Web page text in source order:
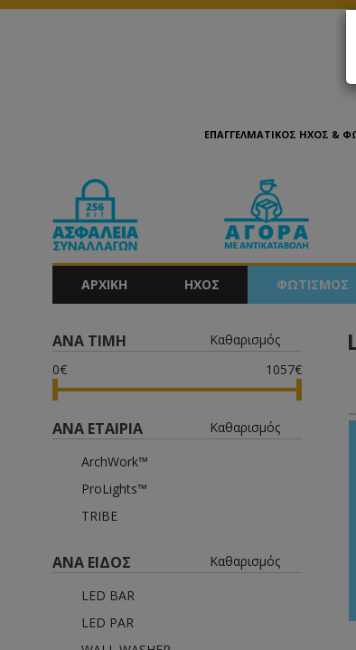
ΕΠΑΓΓΕΛΜΑΤΙΚΟΣ ΗΧΟΣ &
ΑΡΧΙΚΗ ΗΧΟΣ ΦΩΤΙΣΜΟΣ
ΑΝΑ ΤΙΜΗ
Καθαρισμός
0€
1057€
ΑΝΑ ΕΤΑΙΡΙΑ
Καθαρισμός
ArchWork™
ProLights™
TRIBE
ΑΝΑ ΕΙΔΟΣ
Καθαρισμός
LED BAR
LED PAR